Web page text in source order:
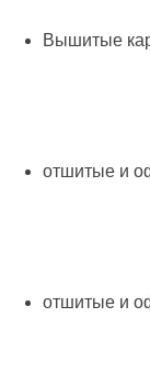
Вышитые
отшитые и
отшитые и